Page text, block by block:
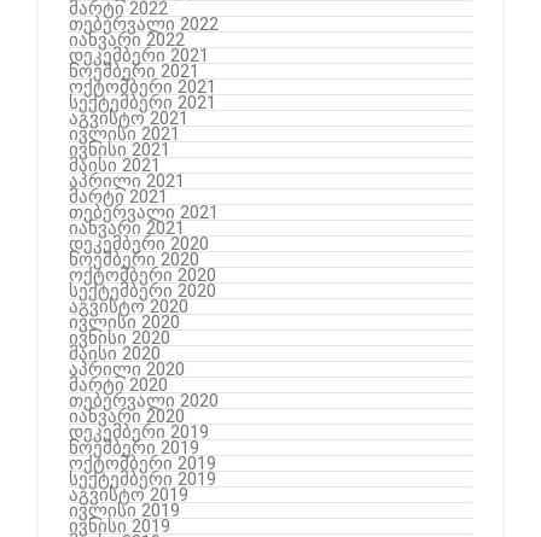
მარტი 2022
თებერვალი 2022
იანვარი 2022
დეკემბერი 2021
ნოემბერი 2021
ოქტომბერი 2021
სექტემბერი 2021
აგვისტო 2021
ივლისი 2021
ივნისი 2021
მაისი 2021
აპრილი 2021
მარტი 2021
თებერვალი 2021
იანვარი 2021
დეკემბერი 2020
ნოემბერი 2020
ოქტომბერი 2020
სექტემბერი 2020
აგვისტო 2020
ივლისი 2020
ივნისი 2020
მაისი 2020
აპრილი 2020
მარტი 2020
თებერვალი 2020
იანვარი 2020
დეკემბერი 2019
ნოემბერი 2019
ოქტომბერი 2019
სექტემბერი 2019
აგვისტო 2019
ივლისი 2019
ივნისი 2019